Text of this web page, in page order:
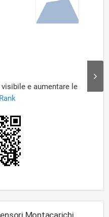
Montacarichi